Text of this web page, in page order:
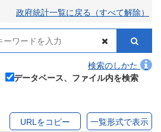
政府統計一覧に戻る（すべて解除）
検索のしかた
データベース、ファイル内を検索
URLをコピー 一覧形式で表示